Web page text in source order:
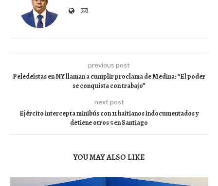
previous post
Peledeístas en NY llaman a cumplir proclama de Medina: “El poder
se conquista con trabajo”
next post
Ejército intercepta minibús con 11 haitianos indocumentados y
detiene otros 5 en Santiago
YOU MAY ALSO LIKE